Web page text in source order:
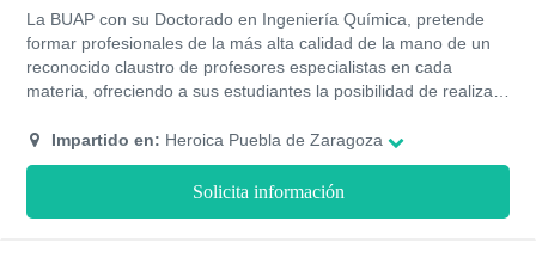
La BUAP con su Doctorado en Ingeniería Química, pretende
formar profesionales de la más alta calidad de la mano de un
reconocido claustro de profesores especialistas en cada
materia, ofreciendo a sus estudiantes la posibilidad de realizar
convenios académicos, estudios que se encuentran avalados
por el Programa Nacional de Posgrados de Calidad del
Impartido en: Heroica Puebla de Zaragoza
Solicita información